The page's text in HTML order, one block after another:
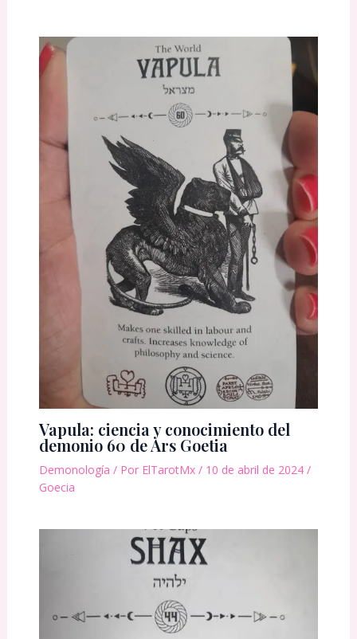
Vapula: ciencia y conocimiento del
demonio 60 de Ars Goetia
Demonología / Por ElTarotMx / 10 de abril de 2024 /
Goecia